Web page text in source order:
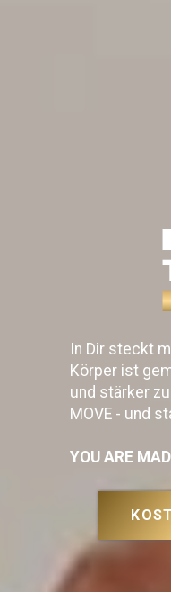
In Dir steckt
Körper ist
und stärker
MOVE - und
YOU ARE